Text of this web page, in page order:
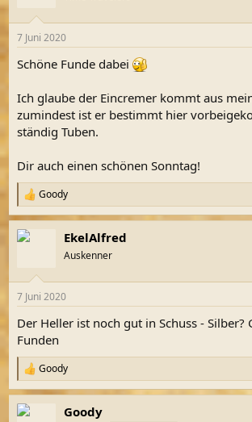
e
:
7 Juni 2020
Schöne Funde dabei
Ich glaube der Eincremer kommt aus
zumindest ist er bestimmt hier
ständig Tuben.
Dir auch einen schönen Sonntag!
R
e
a
k
e
:
Goody
EkelAlfred
Auskenner
7 Juni 2020
Der Heller ist noch gut in Schuss - Silber?
Funden
R
e
a
k
Goody
Goody